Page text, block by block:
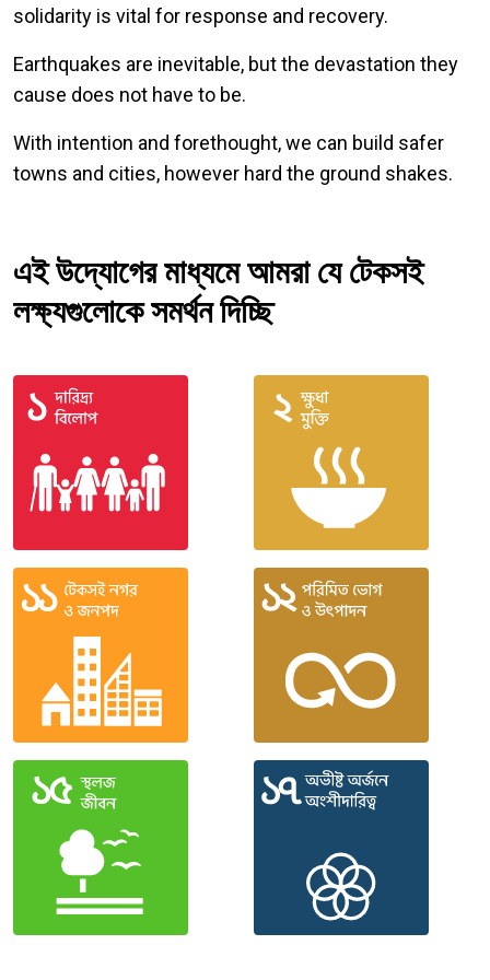
solidarity is vital for response and recovery.
Earthquakes are inevitable, but the devastation they
cause does not have to be.
With intention and forethought, we can build safer
towns and cities, however hard the ground shakes.
এই উদ্যোগের মাধ্যমে আমরা যে টেকসই
লক্ষ্যগুলোকে সমর্থন দিচ্ছি